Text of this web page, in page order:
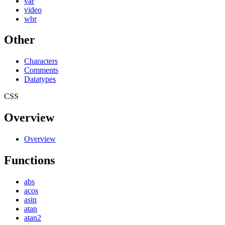
video
wbr
Other
Characters
Comments
Datatypes
CSS
Overview
Overview
Functions
abs
acos
asin
atan
atan2